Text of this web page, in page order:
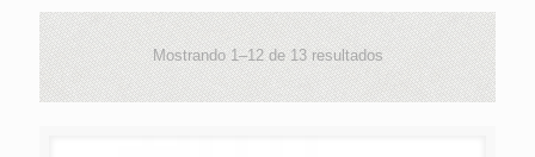
Mostrando 1–12 de 13 resultados